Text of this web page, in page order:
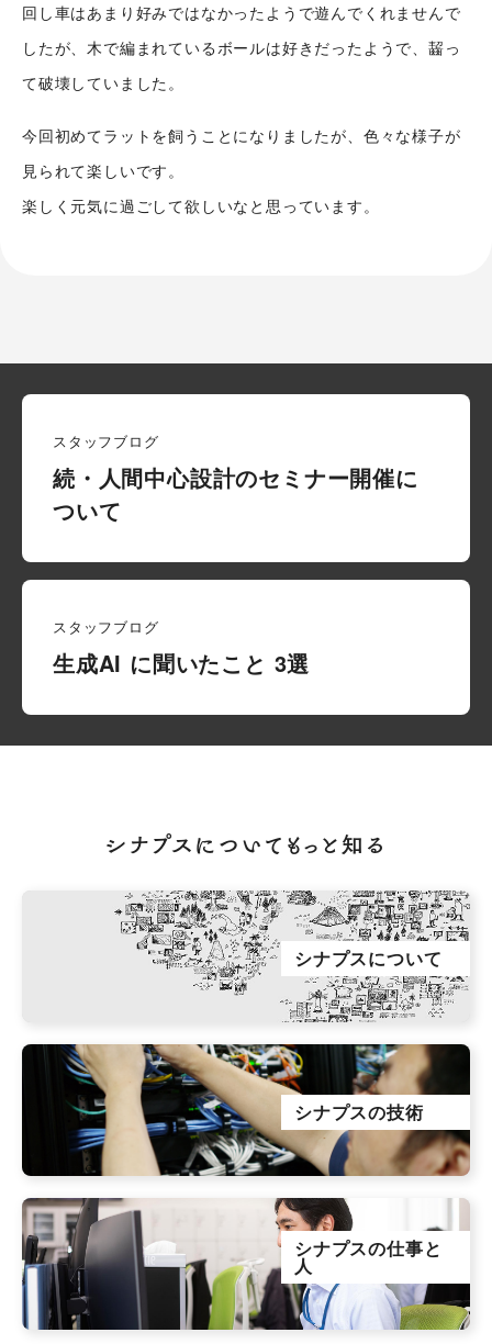
回し車はあまり好みではなかったようで遊んでくれませんで
したが、木で編まれているボールは好きだったようで、齧っ
て破壊していました。
今回初めてラットを飼うことになりましたが、色々な様子が
見られて楽しいです。
楽しく元気に過ごして欲しいなと思っています。
スタッフブログ
続・人間中心設計のセミナー開催に
ついて
スタッフブログ
生成AI に聞いたこと 3選
シナプスについてもっと知る
シナプスについて
シナプスの技術
シナプスの仕事と
人
シナプストップへ
シナプス技術者ブログ
人
スタッフ紹介
採用情報
会社概要
アクセス
沿革
公式Twitter
公式Facebook
プライバシーポリシー